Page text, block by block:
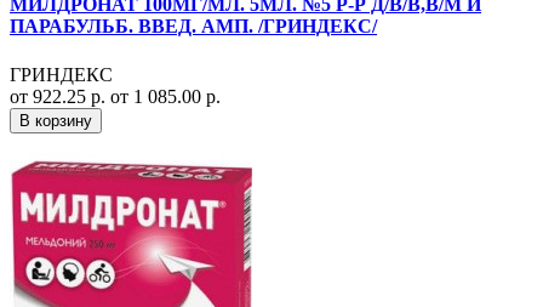
МИЛДРОНАТ 100МГ/МЛ. 5МЛ. №5 Р-Р Д/В/В,В/М И
ПАРАБУЛЬБ. ВВЕД. АМП. /ГРИНДЕКС/
ГРИНДЕКС
от 922.25 р. от 1 085.00 р.
В корзину